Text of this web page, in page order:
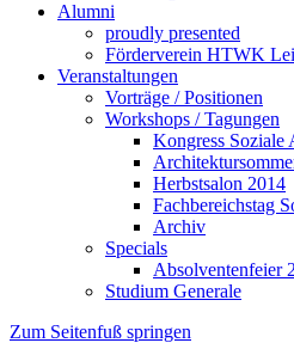
Alumni
proudly presented
Förderverein HTWK
Veranstaltungen
Vorträge / Positionen
Workshops / Tagungen
Kongress Soziale
Herbstsalon 2014
Fachbereichstag
Archiv
Specials
Absolventenfeier
Studium Generale
Zum Seitenfuß springen